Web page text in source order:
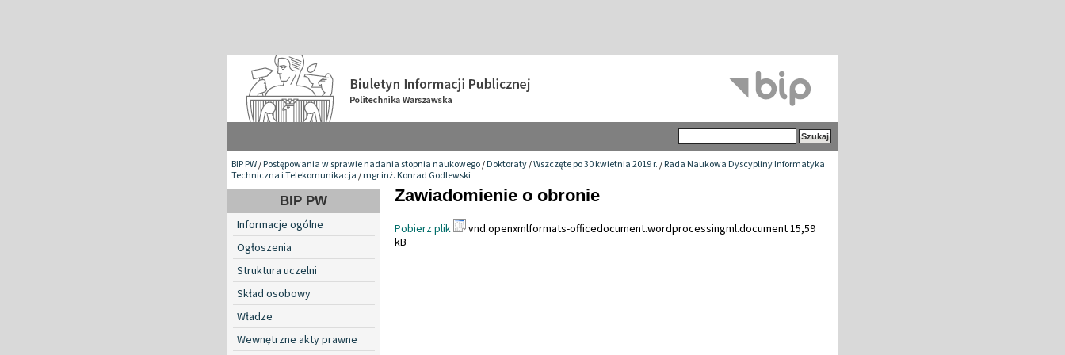
BIP PW/Postępowania w sprawie nadania stopnia naukowego/Doktoraty/Wszczęte po 30 kwietnia 2019 r./Rada Naukowa Dyscypliny Informatyka
Techniczna i Telekomunikacja/mgr inż. Konrad Godlewski
BIP PW
Informacje ogólne
Ogłoszenia
Struktura uczelni
Skład osobowy
Władze
Wewnętrzne akty prawne
Zawiadomienie o obronie
Pobierz plik
vnd.openxmlformats-officedocument.wordprocessingml.document 15,59
kB